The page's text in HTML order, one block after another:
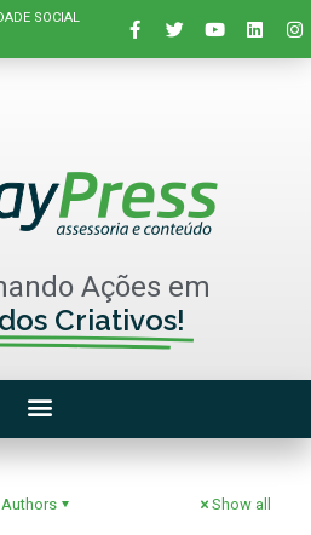
SOCIAL
Ações em
Criativos!
Authors Show all